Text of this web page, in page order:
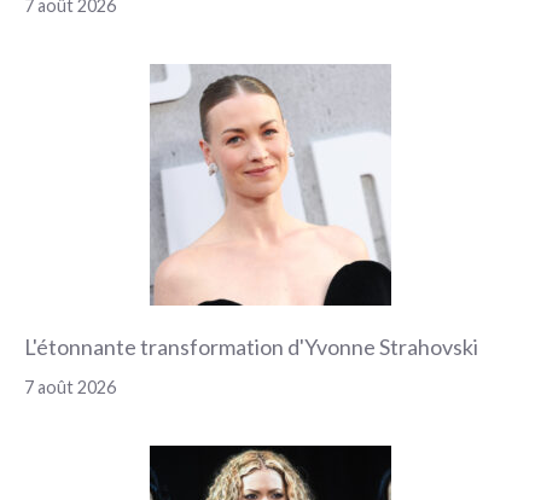
7 août 2026
L'étonnante transformation d'Yvonne Strahovski
7 août 2026